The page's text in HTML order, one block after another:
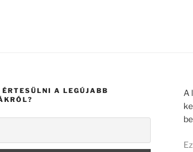
ÉRTESÜLNI A LEGÚJABB
A